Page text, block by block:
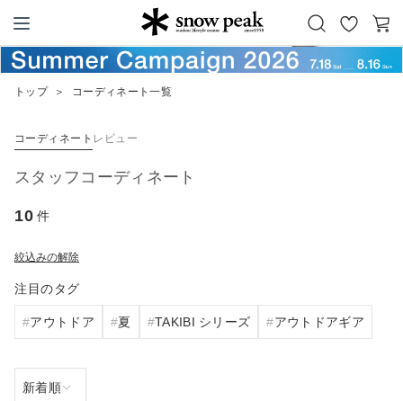
Snow Peak
お
気
カ
ー
トップ ＞ コーディネート一覧
コーディネート レビュー
スタッフコーディネート
10 件
絞込みの解除
注目のタグ
アウトドア 夏 TAKIBI シリーズ アウトドアギア